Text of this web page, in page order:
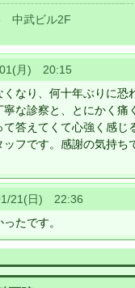
中武ビル2F
月) 20:15
なり、何十年ぶりに恐
な診察と、とにかく痛
答えてくて心強く感じ
フです。感謝の気持ち
21(日) 22:36
たです。